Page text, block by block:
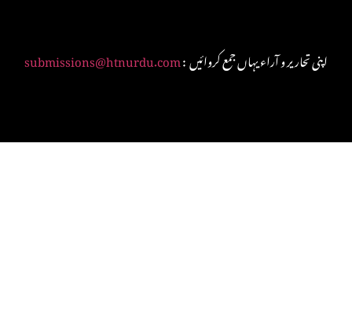
submissions@htnurdu.com : اپنی تحاریر و آراء یہاں جمع کروائیں